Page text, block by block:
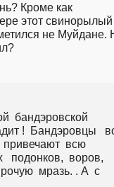
Кроме как
этот свинорылый
не Муйдане.
бандэровской
!  Бандэровцы
привечают  всю
подонков,  воров,
мразь. . А  с